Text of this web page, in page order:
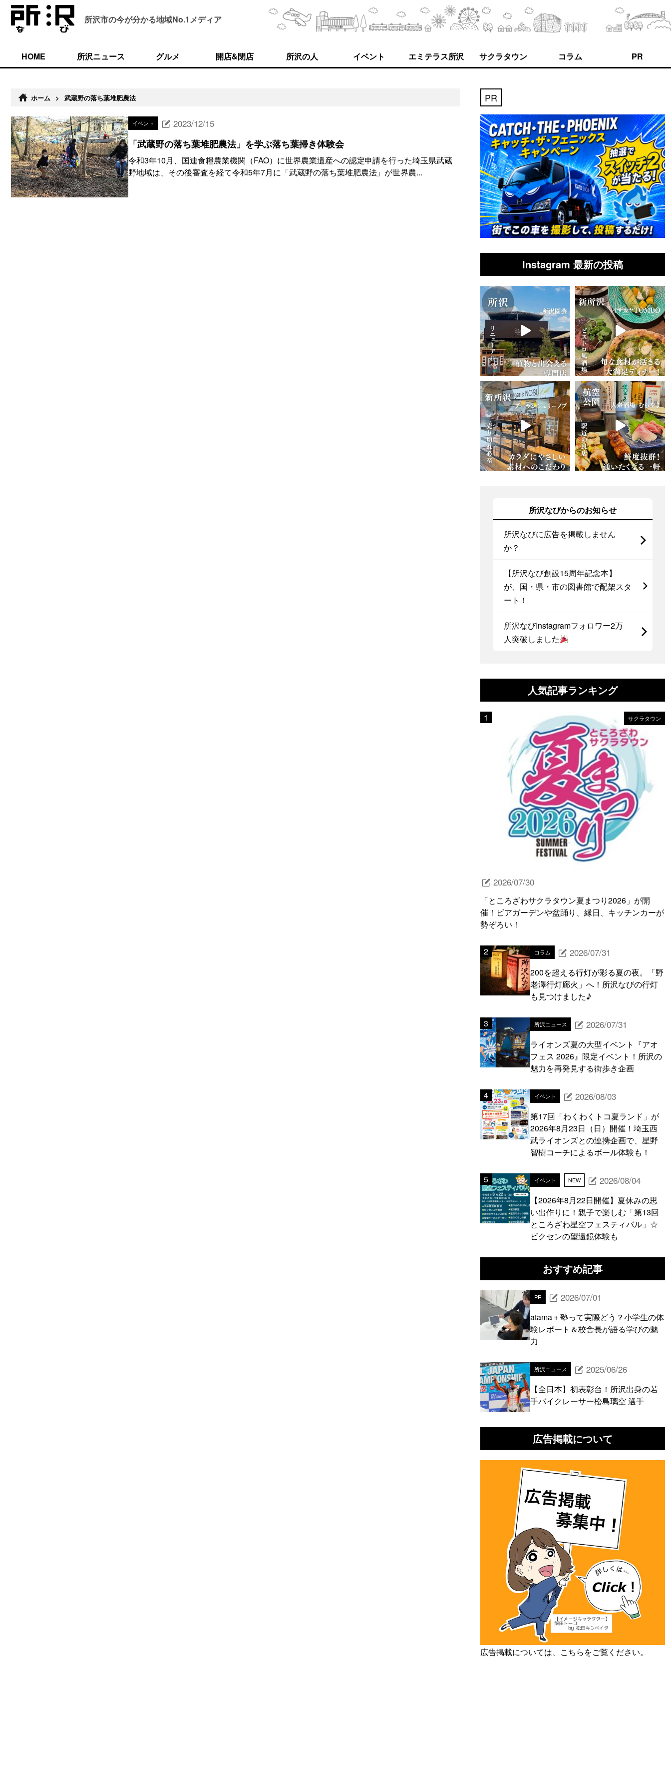
所沢市の今が分かる地域No.1メディア
HOME 所沢ニュース グルメ 開店&閉店 所沢の人 イベント エミテラス所沢 サクラタウン コラム PR
ホーム > 武蔵野の落ち葉堆肥農法
イベント 2023/12/15
「武蔵野の落ち葉堆肥農法」を学ぶ落ち葉掃き体験会
令和3年10月、国連食糧農業機関（FAO）に世界農業遺産への認定申請を行った埼玉県武蔵
野地域は、その後審査を経て令和5年7月に「武蔵野の落ち葉堆肥農法」が世界農...
PR
Instagram 最新の投稿
所沢なびからのお知らせ
所沢なびに広告を掲載しません
か？
【所沢なび創設15周年記念本】
が、国・県・市の図書館で配架スタ
ート！
所沢なびInstagramフォロワー2万
人突破しました
人気記事ランキング
サクラタウン
2026/07/30
「ところざわサクラタウン夏まつり2026」が開
催！ビアガーデンや盆踊り、縁日、キッチンカーが
勢ぞろい！
コラム 2026/07/31
200を超える行灯が彩る夏の夜。「野
老澤行灯廊火」へ！所沢なびの行灯
も見つけました♪
所沢ニュース 2026/07/31
ライオンズ夏の大型イベント『アオ
フェス 2026』限定イベント！所沢の
魅力を再発見する街歩き企画
イベント 2026/08/03
第17回「わくわくトコ夏ランド」が
2026年8月23日（日）開催！埼玉西
武ライオンズとの連携企画で、星野
智樹コーチによるボール体験も！
イベント NEW 2026/08/04
【2026年8月22日開催】夏休みの思
い出作りに！親子で楽しむ「第13回
ところざわ星空フェスティバル」☆
ビクセンの望遠鏡体験も
おすすめ記事
PR 2026/07/01
atama＋塾って実際どう？小学生の体
験レポート＆校舎長が語る学びの魅
力
所沢ニュース 2025/06/26
【全日本】初表彰台！所沢出身の若
手バイクレーサー松島璃空 選手
広告掲載について
広告掲載については、こちらをご覧ください。